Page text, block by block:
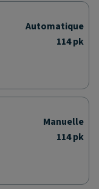
Automatique
114 pk
Manuelle
114 pk